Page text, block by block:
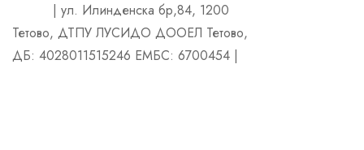
| ул. Илинденска бр,84, 1200
Тетово, ДТПУ ЛУСИДО ДООЕЛ Тетово,
ДБ: 4028011515246 ЕМБС: 6700454 |